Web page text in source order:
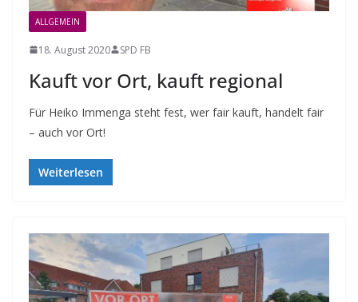
ALLGEMEIN
18. August 2020 SPD FB
Kauft vor Ort, kauft regional
Für Heiko Immenga steht fest, wer fair kauft, handelt fair
– auch vor Ort!
Weiterlesen